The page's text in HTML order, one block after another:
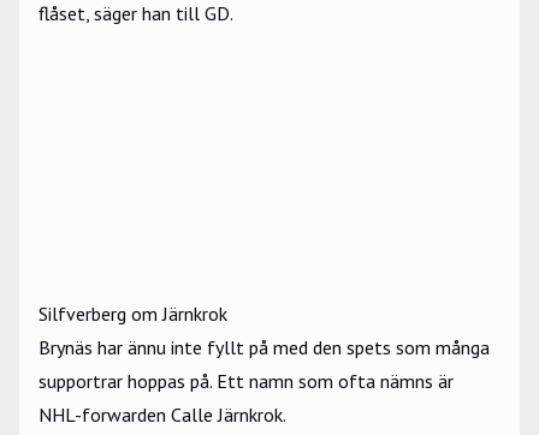
flåset, säger han till GD.
Silfverberg om Järnkrok
Brynäs har ännu inte fyllt på med den spets som många
supportrar hoppas på. Ett namn som ofta nämns är
NHL-forwarden Calle Järnkrok.